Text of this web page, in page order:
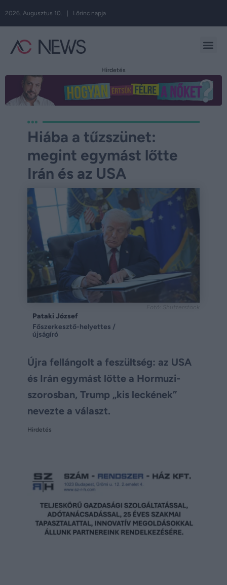
2026. Augusztus 10. | Lőrinc napja
Hirdetés
Hiába a tűzszünet:
megint egymást lőtte
Irán és az USA
Pataki József
Főszerkesztő-helyettes /
újságíró
Újra fellángolt a feszültség: az USA
és Irán egymást lőtte a Hormuzi-
szorosban, Trump „kis leckének”
nevezte a választ.
Hirdetés